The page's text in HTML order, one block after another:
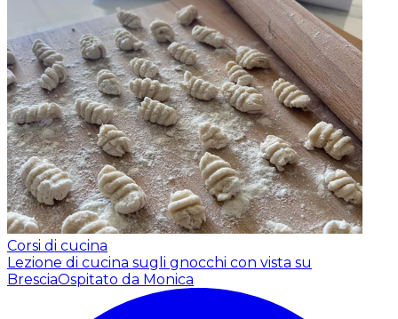
Corsi di cucina
Lezione di cucina sugli gnocchi con vista su
BresciaOspitato da Monica